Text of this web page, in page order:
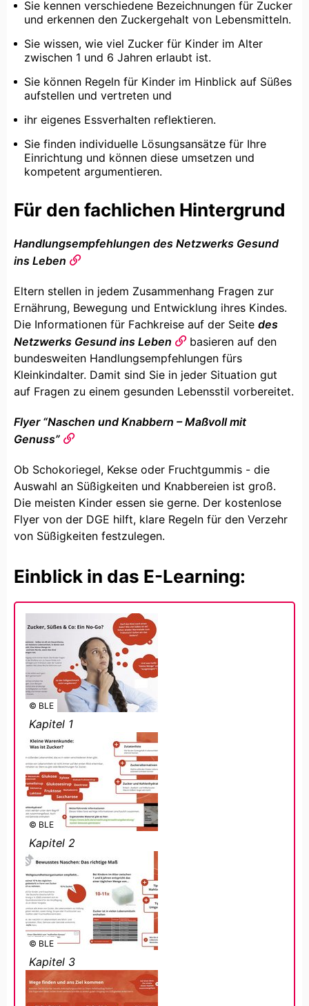
Sie kennen verschiedene Bezeichnungen für Zucker
und erkennen den Zuckergehalt von Lebensmitteln.
Sie wissen, wie viel Zucker für Kinder im Alter
zwischen 1 und 6 Jahren erlaubt ist.
Sie können Regeln für Kinder im Hinblick auf Süßes
aufstellen und vertreten und
ihr eigenes Essverhalten reflektieren.
Sie finden individuelle Lösungsansätze für Ihre
Einrichtung und können diese umsetzen und
kompetent argumentieren.
Für den fachlichen Hintergrund
Handlungsempfehlungen des Netzwerks Gesund
ins Leben
Eltern stellen in jedem Zusammenhang Fragen zur
Ernährung, Bewegung und Entwicklung ihres Kindes.
Die Informationen für Fachkreise auf der Seite des
Netzwerks Gesund ins Leben
basieren auf den
bundesweiten Handlungsempfehlungen fürs
Kleinkindalter. Damit sind Sie in jeder Situation gut
auf Fragen zu einem gesunden Lebensstil vorbereitet.
Flyer “Naschen und Knabbern – Maßvoll mit
Genuss”
Ob Schokoriegel, Kekse oder Fruchtgummis - die
Auswahl an Süßigkeiten und Knabbereien ist groß.
Die meisten Kinder essen sie gerne. Der kostenlose
Flyer von der DGE hilft, klare Regeln für den Verzehr
von Süßigkeiten festzulegen.
Einblick in das E-Learning:
© BLE
Kapitel 1
© BLE
Kapitel 2
© BLE
Kapitel 3